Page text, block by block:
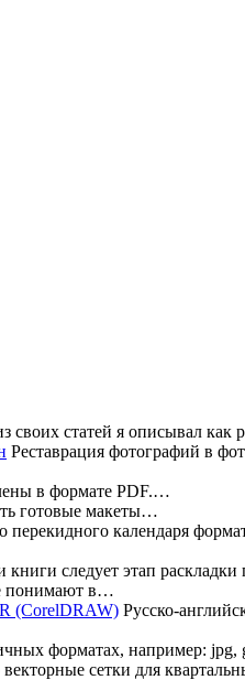
своих статей я описывал как
Реставрация фотографий в
в формате PDF.…
готовые макеты…
перекидного календаря
книги следует этап
понимают в…
Русско-
форматах, например:
сетки для